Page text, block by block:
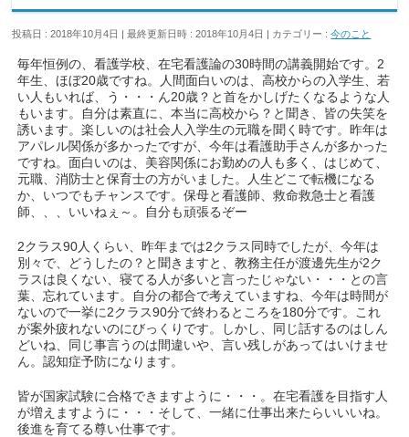
投稿日 : 2018年10月4日 最終更新日時 : 2018年10月4日 カテゴリー :今のこと
毎年恒例の、看護学校、在宅看護論の30時間の講義開始です。2
年生、ほぼ20歳ですね。人間面白いのは、高校からの入学生、若
い人もいれば、う・・・ん20歳？と首をかしげたくなるような人
もいます。自分は素直に、本当に高校から？と聞き、皆の失笑を
誘います。楽しいのは社会人入学生の元職を聞く時です。昨年は
アパレル関係が多かったですが、今年は看護助手さんが多かった
ですね。面白いのは、美容関係にお勤めの人も多く、はじめて、
元職、消防士と保育士の方がいました。人生どこで転機になる
か、いつでもチャンスです。保母と看護師、救命救急士と看護
師、、、いいねぇ～。自分も頑張るぞー
2クラス90人くらい、昨年までは2クラス同時でしたが、今年は
別々で、どうしたの？と聞きますと、教務主任が渡邊先生が2ク
ラスは良くない、寝てる人が多いと言ったじゃない・・・との言
葉、忘れています。自分の都合で考えていますね、今年は時間が
ないので一挙に2クラス90分で終わるところを180分です。これ
が案外疲れないのにびっくりです。しかし、同じ話するのはしん
どいね、同じ事言うのは間違いや、言い残しがあってはいけませ
ん。認知症予防になります。
皆が国家試験に合格できますように・・・。在宅看護を目指す人
が増えますように・・・そして、一緒に仕事出来たらいいいね。
後進を育てる尊い仕事です。